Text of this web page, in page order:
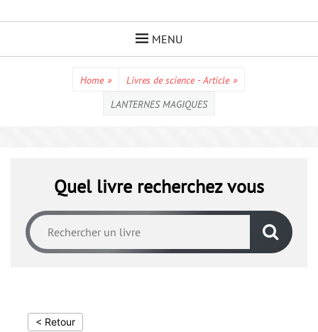
MENU
Home » Livres de science - Article »
LANTERNES MAGIQUES
Quel livre recherchez vous
< Retour